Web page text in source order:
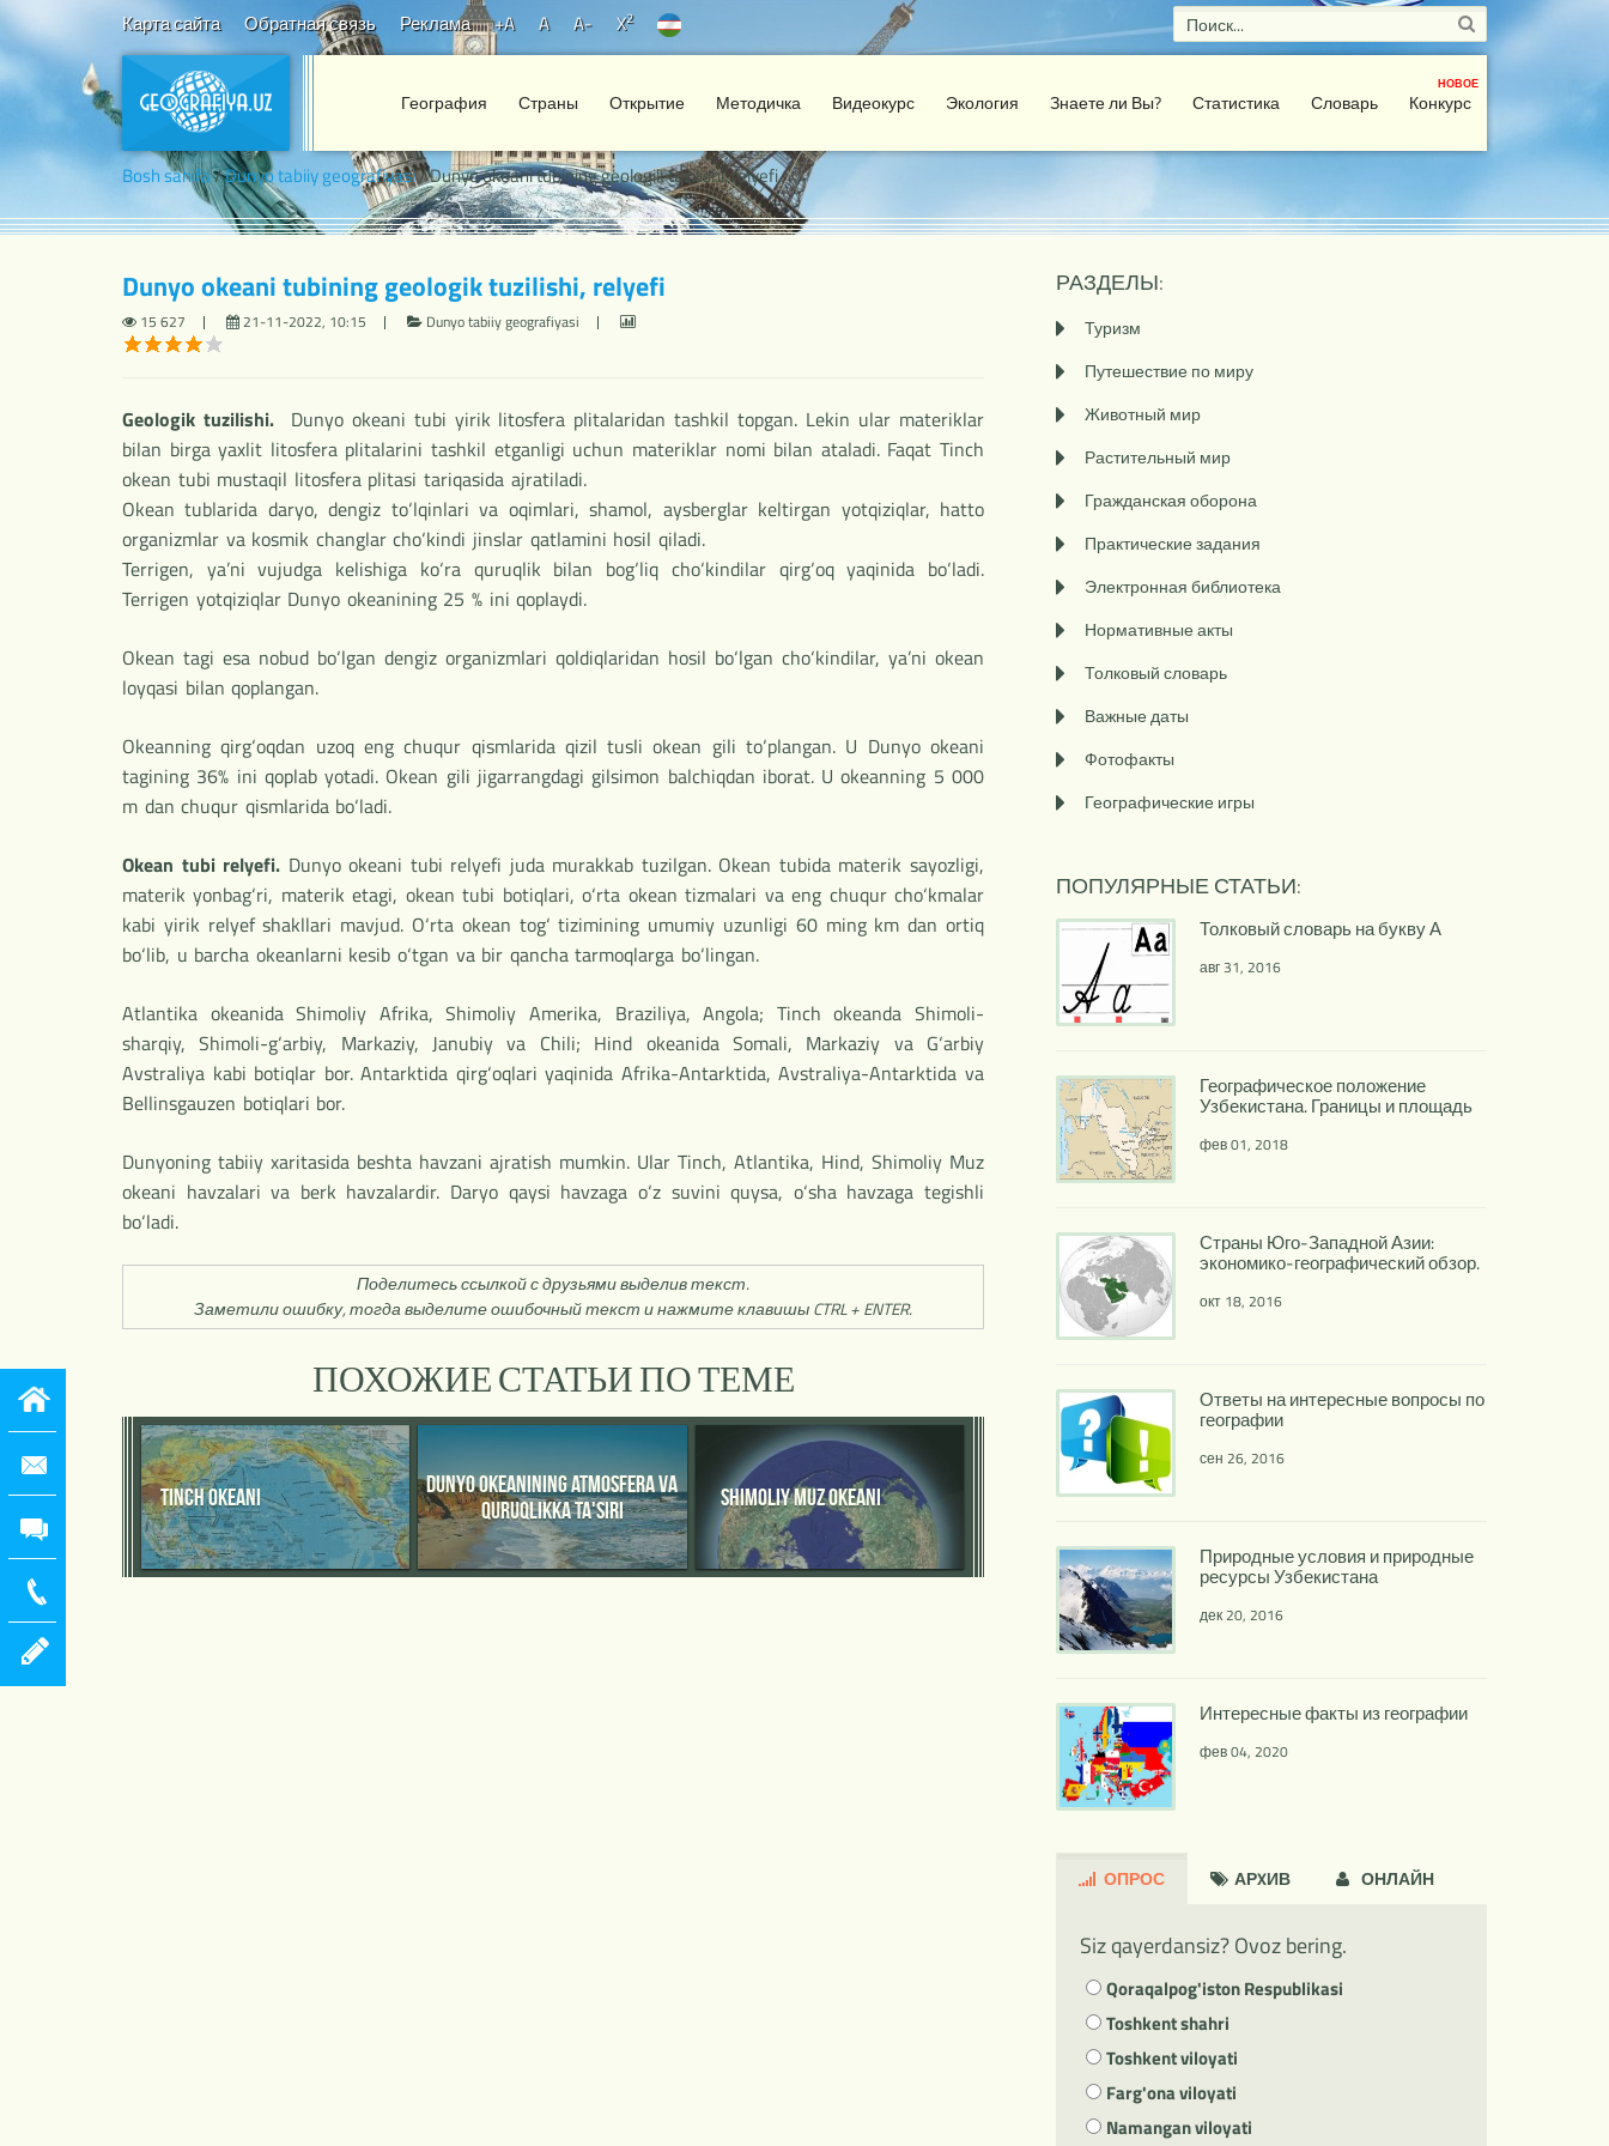
Карта сайта Обратная связь Реклама +A A A- X2
География Страны Открытие Методичка Видеокурс Экология Знаете ли Вы? Статистика Словарь Конкурс
НОВОЕ
Bosh sahifa/Dunyo tabiiy geografiyasi/ Dunyo okeani tubining geologik tuzilishi, relyefi
Dunyo okeani tubining geologik tuzilishi, relyefi
15 627 21-11-2022, 10:15 Dunyo tabiiy geografiyasi
Geologik tuzilishi.
Dunyo okeani tubi yirik litosfera plitalaridan tashkil topgan. Lekin ular materiklar
bilan birga yaxlit litosfera plitalarini tashkil etganligi uchun materiklar nomi bilan ataladi. Faqat Tinch
okean tubi mustaqil litosfera plitasi tariqasida ajratiladi.
Okean tublarida daryo, dengiz to‘lqinlari va oqimlari, shamol, aysberglar keltirgan yotqiziqlar, hatto
organizmlar va kosmik changlar cho‘kindi jinslar qatlamini hosil qiladi.
Terrigen, ya’ni vujudga kelishiga ko‘ra quruqlik bilan bog‘liq cho‘kindilar qirg‘oq yaqinida bo‘ladi.
Terrigen yotqiziqlar Dunyo okeanining 25 % ini qoplaydi.
Okean tagi esa nobud bo‘lgan dengiz organizmlari qoldiqlaridan hosil bo‘lgan cho‘kindilar, ya’ni okean
loyqasi bilan qoplangan.
Okeanning qirg‘oqdan uzoq eng chuqur qismlarida qizil tusli okean gili to‘plangan. U Dunyo okeani
tagining 36% ini qoplab yotadi. Okean gili jigarrangdagi gilsimon balchiqdan iborat. U okeanning 5 000
m dan chuqur qismlarida bo‘ladi.
Okean tubi relyefi. Dunyo okeani tubi relyefi juda murakkab tuzilgan. Okean tubida materik sayozligi,
materik yonbag‘ri, materik etagi, okean tubi botiqlari, o‘rta okean tizmalari va eng chuqur cho‘kmalar
kabi yirik relyef shakllari mavjud. O‘rta okean tog‘ tizimining umumiy uzunligi 60 ming km dan ortiq
bo‘lib, u barcha okeanlarni kesib o‘tgan va bir qancha tarmoqlarga bo‘lingan.
Atlantika okeanida Shimoliy Afrika, Shimoliy Amerika, Braziliya, Angola; Tinch okeanda Shimoli-
sharqiy, Shimoli-g‘arbiy, Markaziy, Janubiy va Chili; Hind okeanida Somali, Markaziy va G‘arbiy
Avstraliya kabi botiqlar bor. Antarktida qirg‘oqlari yaqinida Afrika-Antarktida, Avstraliya-Antarktida va
Bellinsgauzen botiqlari bor.
Dunyoning tabiiy xaritasida beshta havzani ajratish mumkin. Ular Tinch, Atlantika, Hind, Shimoliy Muz
okeani havzalari va berk havzalardir. Daryo qaysi havzaga o‘z suvini quysa, o‘sha havzaga tegishli
bo‘ladi.
Поделитесь ссылкой с друзьями выделив текст.
Заметили ошибку, тогда выделите ошибочный текст и нажмите клавишы CTRL + ENTER.
ПОХОЖИЕ СТАТЬИ ПО ТЕМЕ
TINCH OKEANI
DUNYO OKEANINING ATMOSFERA VA
QURUQLIKKA TA'SIRI
SHIMOLIY MUZ OKEANI
РАЗДЕЛЫ:
Туризм
Путешествие по миру
Животный мир
Растительный мир
Гражданская оборона
Практические задания
Электронная библиотека
Нормативные акты
Толковый словарь
Важные даты
Фотофакты
Географические игры
ПОПУЛЯРНЫЕ СТАТЬИ:
Толковый словарь на букву А
авг 31, 2016
Географическое положение
Узбекистана. Границы и площадь
фев 01, 2018
Страны Юго-Западной Азии:
экономико-географический обзор.
окт 18, 2016
Ответы на интересные вопросы по
географии
сен 26, 2016
Природные условия и природные
ресурсы Узбекистана
дек 20, 2016
Интересные факты из географии
фев 04, 2020
ОПРОС АРXИВ ОНЛАЙН
Siz qayerdansiz? Ovoz bering.
Qoraqalpog'iston Respublikasi
Toshkent shahri
Toshkent viloyati
Farg'ona viloyati
Namangan viloyati